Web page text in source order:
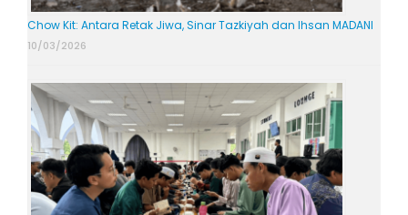
Chow Kit: Antara Retak Jiwa, Sinar Tazkiyah dan Ihsan MADANI
10/03/2026